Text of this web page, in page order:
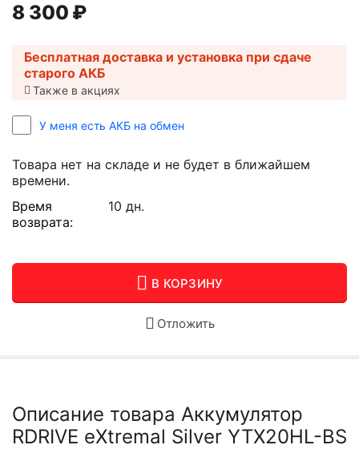
8 300 ₽
Бесплатная доставка и установка при сдаче
старого АКБ
Также в акциях
У меня есть АКБ на обмен
Товара нет на складе и не будет в ближайшем
времени.
Время
возврата:
10 дн.
В КОРЗИНУ
Отложить
Описание товара Аккумулятор
RDRIVE eXtremal Silver YTX20HL-BS